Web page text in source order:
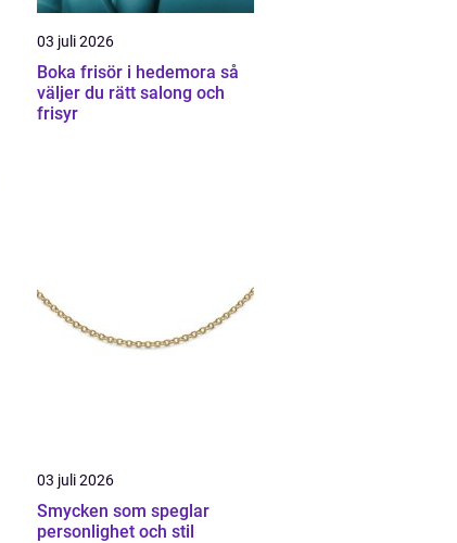
03 juli 2026
Boka frisör i hedemora så
väljer du rätt salong och
frisyr
03 juli 2026
Smycken som speglar
personlighet och stil